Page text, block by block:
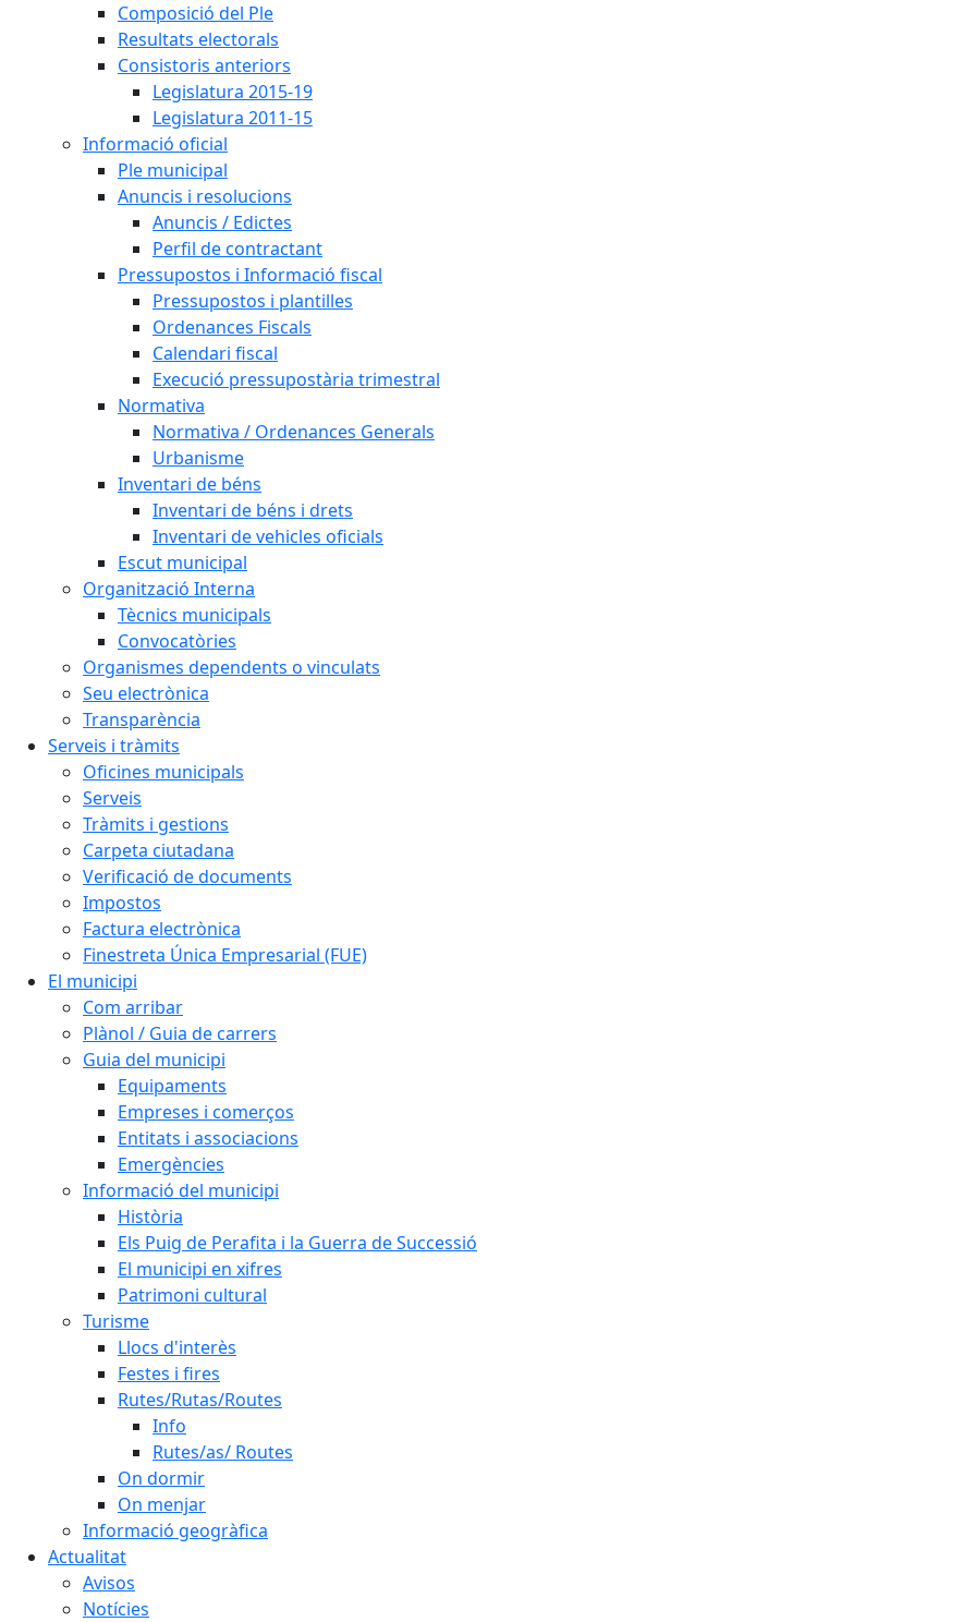
Composició del Ple
Resultats electorals
Consistoris anteriors
Legislatura 2015-19
Legislatura 2011-15
Informació oficial
Ple municipal
Anuncis i resolucions
Anuncis / Edictes
Perfil de contractant
Pressupostos i Informació fiscal
Pressupostos i plantilles
Ordenances Fiscals
Calendari fiscal
Execució pressupostària trimestral
Normativa
Normativa / Ordenances Generals
Urbanisme
Inventari de béns
Inventari de béns i drets
Inventari de vehicles oficials
Escut municipal
Organització Interna
Tècnics municipals
Convocatòries
Organismes dependents o vinculats
Seu electrònica
Transparència
Serveis i tràmits
Oficines municipals
Serveis
Tràmits i gestions
Carpeta ciutadana
Verificació de documents
Impostos
Factura electrònica
Finestreta Única Empresarial (FUE)
El municipi
Com arribar
Plànol / Guia de carrers
Guia del municipi
Equipaments
Empreses i comerços
Entitats i associacions
Emergències
Informació del municipi
Història
Els Puig de Perafita i la Guerra de Successió
El municipi en xifres
Patrimoni cultural
Turisme
Llocs d'interès
Festes i fires
Rutes/Rutas/Routes
Info
Rutes/as/ Routes
On dormir
On menjar
Informació geogràfica
Actualitat
Avisos
Notícies